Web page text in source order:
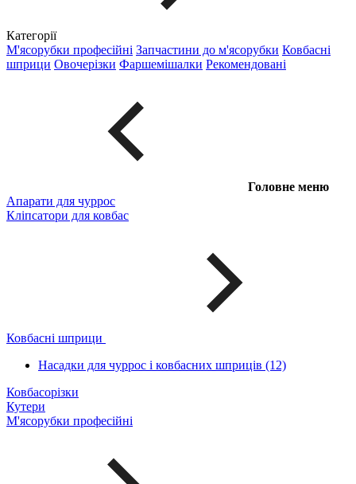
Категорії
М'ясорубки професійні Запчастини до м'ясорубки Ковбасні
шприци Овочерізки Фаршемішалки Рекомендовані
Головне меню
Апарати для чуррос
Кліпсатори для ковбас
Ковбасні шприци
Насадки для чуррос і ковбасних шприців (12)
Ковбасорізки
Кутери
М'ясорубки професійні